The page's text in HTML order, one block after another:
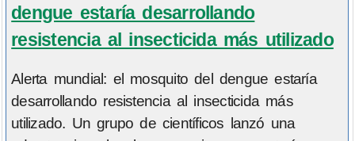
dengue estaría desarrollando
resistencia al insecticida más utilizado
Alerta mundial: el mosquito del dengue estaría
desarrollando resistencia al insecticida más
utilizado. Un grupo de científicos lanzó una